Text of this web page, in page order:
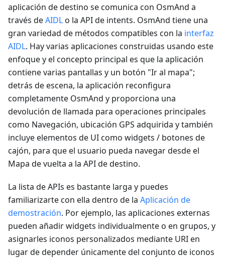
aplicación de destino se comunica con OsmAnd a
través deAIDLo la API de intents. OsmAnd tiene una
gran variedad de métodos compatibles con la interfaz
AIDL. Hay varias aplicaciones construidas usando este
enfoque y el concepto principal es que la aplicación
contiene varias pantallas y un botón "Ir al mapa";
detrás de escena, la aplicación reconfigura
completamente OsmAnd y proporciona una
devolución de llamada para operaciones principales
como Navegación, ubicación GPS adquirida y también
incluye elementos de UI como widgets / botones de
cajón, para que el usuario pueda navegar desde el
Mapa de vuelta a la API de destino.
La lista de APIs es bastante larga y puedes
familiarizarte con ella dentro de la Aplicación de
demostración. Por ejemplo, las aplicaciones externas
pueden añadir widgets individualmente o en grupos, y
asignarles iconos personalizados mediante URI en
lugar de depender únicamente del conjunto de iconos